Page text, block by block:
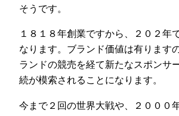
そうです。
１８１８年創業ですから、２０２年
なります。ブランド価値は有ります
ランドの競売を経て新たなスポンサ
続が模索されることになります。
今まで２回の世界大戦や、２０００